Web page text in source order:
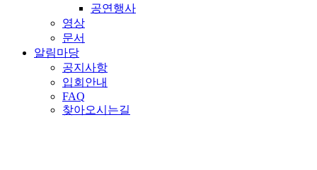
공연행사
영상
문서
알림마당
공지사항
입회안내
FAQ
찾아오시는길